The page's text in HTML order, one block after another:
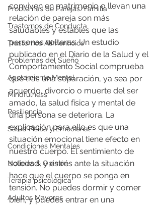
Problemas de Parejas/Familia
Trastornos de Conducta
Trastornos Alimenticios
Problemas del Sueño
Agotamiento Mental
Mindfulness
Resiliencia
Salud Física y Emocional
Condiciones Mentales
Noticias & Opinión
Terapia psicológica
Adultos Mayores
conviven en matrimonio o llevan una
relación de pareja son más
saludables y estables que las
personas solteras. Un estudio
publicado en el Diario de la Salud y el
Comportamiento Social comprueba
que tras una separación, ya sea por
acuerdo, divorcio o muerte del ser
amado, la salud física y mental de
una persona se deteriora. La
explicación para ello es que una
situación emocional tiene efecto en
nuestro cuerpo. El sentimiento de
soledad, y estrés ante la situación
hace que el cuerpo se ponga en
tensión. No puedes dormir y comer
bien, y puedes entrar en una